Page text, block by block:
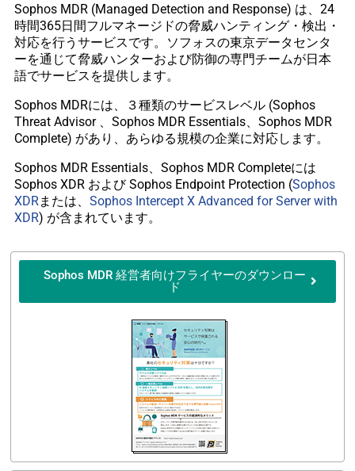
Sophos MDR (Managed Detection and Response) は、24
時間365日間フルマネージドの脅威ハンティング・検出・
対応を行うサービスです。ソフォスの東京データセンタ
ーを通じて脅威ハンターおよび防御の専門チームが日本
語でサービスを提供します。
Sophos MDRには、３種類のサービスレベル (Sophos
Threat Advisor 、Sophos MDR Essentials、Sophos MDR
Complete) があり、あらゆる規模の企業に対応します。
Sophos MDR Essentials、Sophos MDR Completeには
Sophos XDR および Sophos Endpoint Protection (Sophos
XDRまたは、 Sophos Intercept X Advanced for Server with
XDR) が含まれています。
Sophos MDR 経営者向けフライヤーのダウンロー
ド